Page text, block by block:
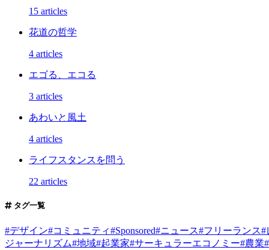
15 articles
花道の哲学
4 articles
エゴる、エコる
3 articles
あわいと風土
4 articles
ライフスタンスを問う
22 articles
タグ一覧
#デザイン#コミュニティ#Sponsored#ニュース#フリーランス#
ジャーナリズム#地域#起業家#サーキュラーエコノミー#農業#